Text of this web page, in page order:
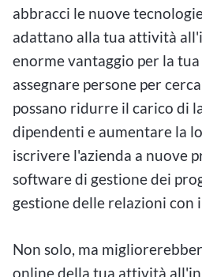
abbracci le nuove
adattano alla tua attività
enorme vantaggio per la
assegnare persone per
possano ridurre il carico di
dipendenti e aumentare la
iscrivere l'azienda a nuove
software di gestione dei
gestione delle relazioni con
Non solo, ma
online della tua attività